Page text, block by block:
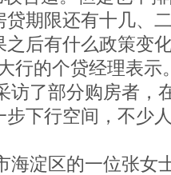
期限还有十几、
后有什么政策变
行的个贷经理表示
访了部分购房者，
下行空间，不少
海淀区的一位张女